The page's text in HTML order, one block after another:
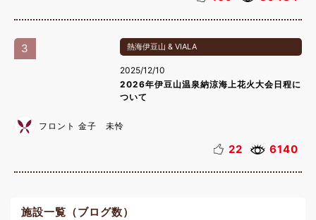
3 熱海伊豆山 & VIALA
2025/12/10
2026年伊豆山温泉納涼海上花火大会日程に
ついて
フロント 金子 未怜
22 6140
施設一覧（ブログ数）